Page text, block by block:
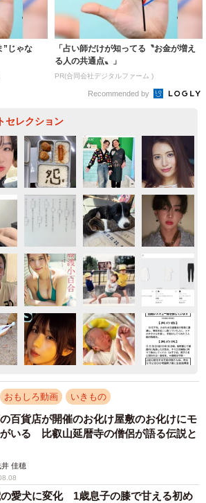
”じゃな
「占い師だけが知ってる〝お金が増え
る人の共通点〟」
PR(合同会社デジタルファーム )
Recommended by
セレクション
おもしろ動画 いきもの
百貨店が開催のお化け屋敷のお化けにモ
いる 比叡山延暦寺の僧侶が語る伝説と
井 佳穂
の愛犬に変化 1歳息子の膝で甘える初め